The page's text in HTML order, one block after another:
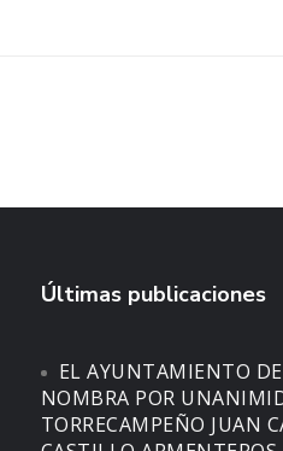
Últimas publicaciones
EL AYUNTAMIENTO DE
NOMBRA POR
TORRECAMPEÑO JUAN